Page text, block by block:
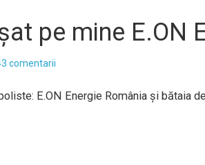
pe mine E.ON
comentarii
E.ON Energie România şi bătaia